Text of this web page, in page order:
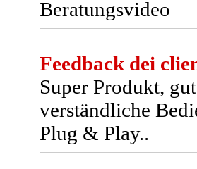
Beratungsvideo
Feedback dei
Super Produkt,
verständliche
Plug & Play..